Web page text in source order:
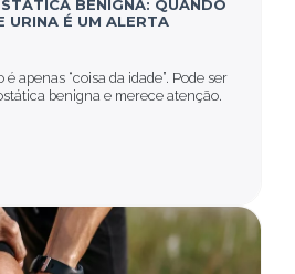
BENIGNA: QUANDO
URINA É UM ALERTA
apenas “coisa da idade”. Pode ser
benigna e merece atenção.